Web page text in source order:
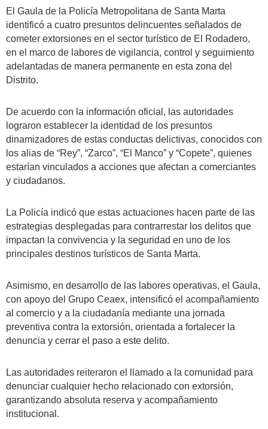
El Gaula de la Policía Metropolitana de Santa Marta
identificó a cuatro presuntos delincuentes señalados de
cometer extorsiones en el sector turístico de El Rodadero,
en el marco de labores de vigilancia, control y seguimiento
adelantadas de manera permanente en esta zona del
Distrito.
De acuerdo con la información oficial, las autoridades
lograron establecer la identidad de los presuntos
dinamizadores de estas conductas delictivas, conocidos con
los alias de “Rey”, “Zarco”, “El Manco” y “Copete”, quienes
estarían vinculados a acciones que afectan a comerciantes
y ciudadanos.
La Policía indicó que estas actuaciones hacen parte de las
estrategias desplegadas para contrarrestar los delitos que
impactan la convivencia y la seguridad en uno de los
principales destinos turísticos de Santa Marta.
Asimismo, en desarrollo de las labores operativas, el Gaula,
con apoyo del Grupo Ceaex, intensificó el acompañamiento
al comercio y a la ciudadanía mediante una jornada
preventiva contra la extorsión, orientada a fortalecer la
denuncia y cerrar el paso a este delito.
Las autoridades reiteraron el llamado a la comunidad para
denunciar cualquier hecho relacionado con extorsión,
garantizando absoluta reserva y acompañamiento
institucional.